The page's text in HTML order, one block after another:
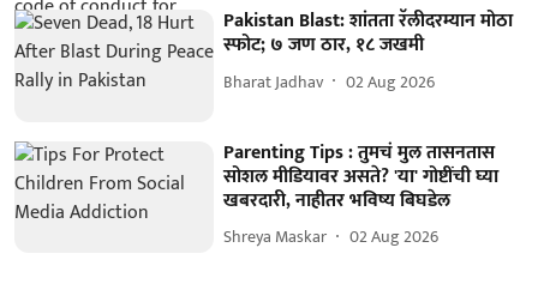
Pakistan Blast: शांतता रॅलीदरम्यान मोठा
स्फोट; ७ जण ठार, १८ जखमी
Bharat Jadhav 02 Aug 2026
Parenting Tips : तुमचं मुल तासनतास
सोशल मीडियावर असते? 'या' गोष्टींची घ्या
खबरदारी, नाहीतर भविष्य बिघडेल
Shreya Maskar 02 Aug 2026